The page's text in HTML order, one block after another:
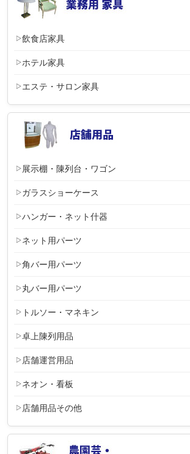
飲食店家具
ホテル家具
エステ・サロン家具
展示棚・陳列台・ワゴン
ガラスショーケース
ハンガー・ネット什器
ネット用パーツ
角バー用パーツ
丸バー用パーツ
トルソー・マネキン
卓上陳列用品
店舗運営用品
ネオン・看板
店舗用品その他